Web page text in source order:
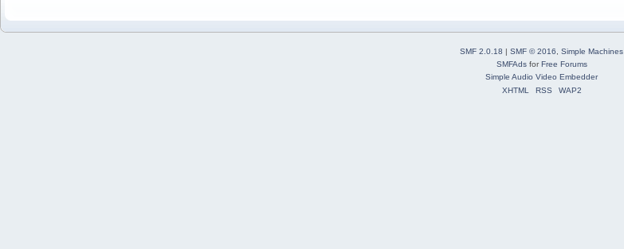
SMF 2.0.18 | SMF © 2016
Simple Machines
SMFAdsforFree Forums
Simple Audio Video Embedder
XHTML
RSS WAP2